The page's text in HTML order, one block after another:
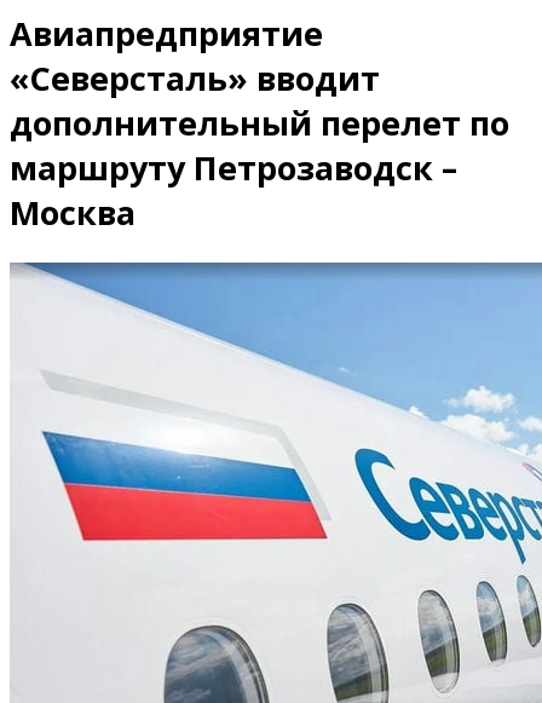
Авиапредприятие
«Северсталь» вводит
дополнительный перелет по
маршруту Петрозаводск –
Москва